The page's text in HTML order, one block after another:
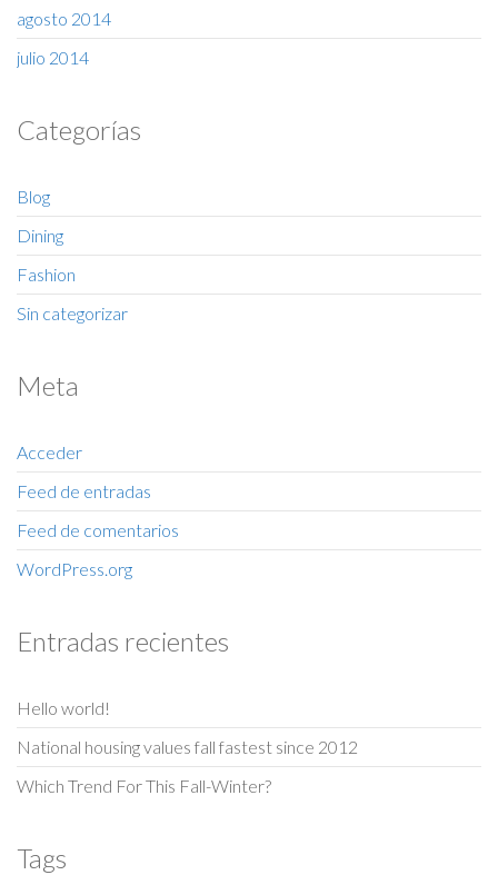
agosto 2014
julio 2014
Categorías
Blog
Dining
Fashion
Sin categorizar
Meta
Acceder
Feed de entradas
Feed de comentarios
WordPress.org
Entradas recientes
Hello world!
National housing values fall fastest since 2012
Which Trend For This Fall-Winter?
Tags